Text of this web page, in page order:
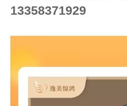
13358371929